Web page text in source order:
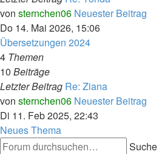
von sternchen06 Neuester Beitrag
Do 14. Mai 2026, 15:06
Übersetzungen 2024
4 Themen
10 Beiträge
Letzter Beitrag Re: Ziana
von sternchen06 Neuester Beitrag
Di 11. Feb 2025, 22:43
Neues Thema
Suche